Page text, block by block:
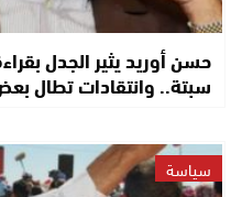
حسن أوريد يثير الجدل
سبتة.. وانتقادات تطال
سياسة